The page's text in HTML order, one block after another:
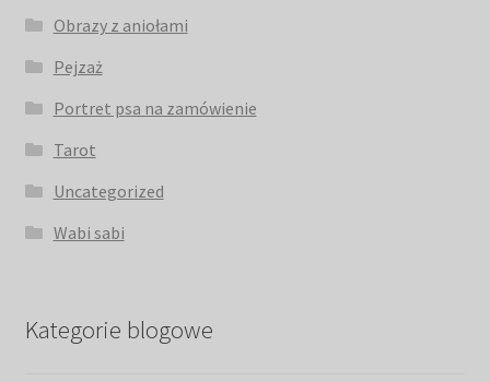
Obrazy z aniołami
Pejzaż
Portret psa na zamówienie
Tarot
Uncategorized
Wabi sabi
Kategorie blogowe